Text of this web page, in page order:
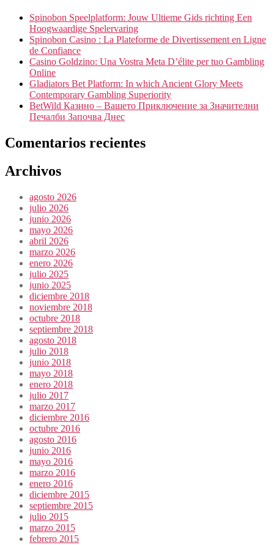
Spinobon Speelplatform: Jouw Ultieme Gids richting Een
Hoogwaardige Spelervaring
Spinobon Casino : La Plateforme de Divertissement en Ligne
de Confiance
Casino Goldzino: Una Vostra Meta D’élite per tuo Gambling
Online
Gladiators Bet Platform: In which Ancient Glory Meets
Contemporary Gambling Superiority
BetWild Казино – Вашето Приключение за Значителни
Печалби Започва Днес
Comentarios recientes
Archivos
agosto 2026
julio 2026
junio 2026
mayo 2026
abril 2026
marzo 2026
enero 2026
julio 2025
junio 2025
diciembre 2018
noviembre 2018
octubre 2018
septiembre 2018
agosto 2018
julio 2018
junio 2018
mayo 2018
enero 2018
julio 2017
marzo 2017
diciembre 2016
octubre 2016
agosto 2016
junio 2016
mayo 2016
marzo 2016
enero 2016
diciembre 2015
septiembre 2015
julio 2015
marzo 2015
febrero 2015